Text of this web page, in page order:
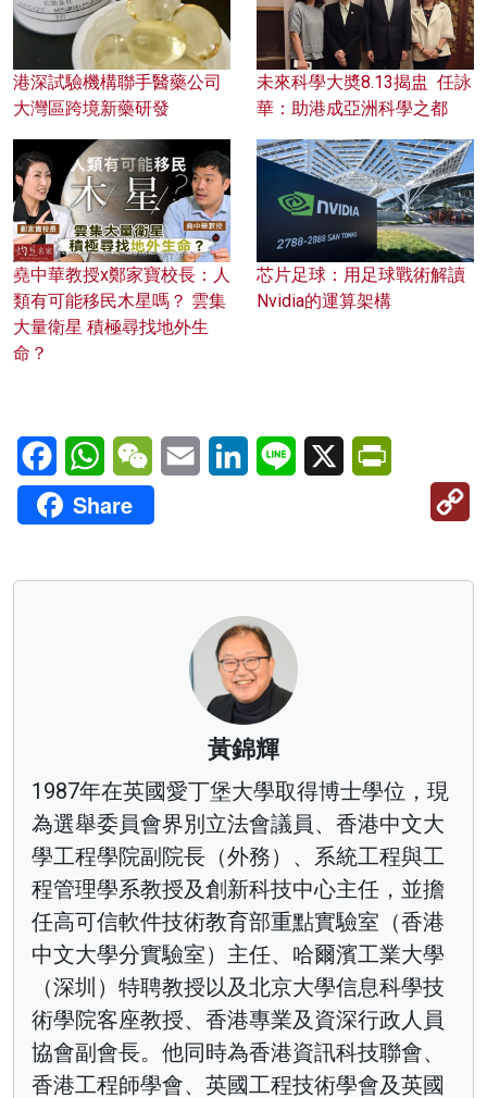
港深試驗機構聯手醫藥公司
大灣區跨境新藥研發
未來科學大奬8.13揭盅 任詠
華：助港成亞洲科學之都
堯中華教授x鄭家寶校長：人
類有可能移民木星嗎？ 雲集
大量衛星 積極尋找地外生
命？
芯片足球：用足球戰術解讀
Nvidia的運算架構
FacebookWhatsAppWeChatEmail LinkedInLine X
Share
黃錦輝
1987年在英國愛丁堡大學取得博士學位，現
為選舉委員會界別立法會議員、香港中文大
學工程學院副院長（外務）、系統工程與工
程管理學系教授及創新科技中心主任，並擔
任高可信軟件技術教育部重點實驗室（香港
中文大學分實驗室）主任、哈爾濱工業大學
（深圳）特聘教授以及北京大學信息科學技
術學院客座教授、香港專業及資深行政人員
協會副會長。他同時為香港資訊科技聯會、
香港工程師學會、英國工程技術學會及英國